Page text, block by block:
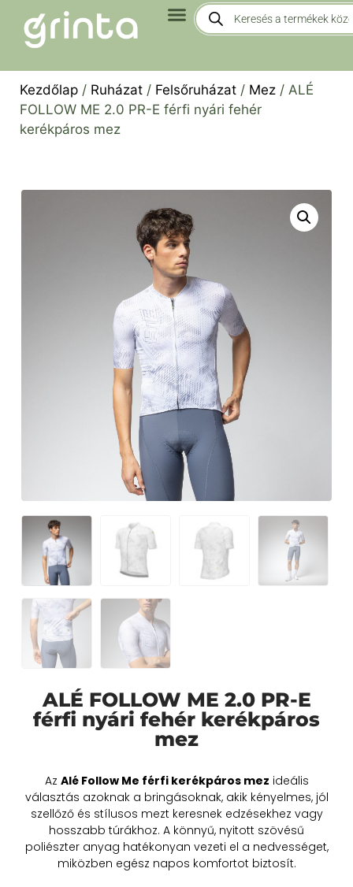
Kezdőlap / Ruházat / Felsőruházat / Mez / ALÉ
FOLLOW ME 2.0 PR-E férfi nyári fehér
kerékpáros mez
ALÉ FOLLOW ME 2.0 PR-E
férfi nyári fehér kerékpáros
mez
Az Alé Follow Me férfi kerékpáros mez ideális
választás azoknak a bringásoknak, akik kényelmes, jól
szellőző és stílusos mezt keresnek edzésekhez vagy
hosszabb túrákhoz. A könnyű, nyitott szövésű
poliészter anyag hatékonyan vezeti el a nedvességet,
miközben egész napos komfortot biztosít.